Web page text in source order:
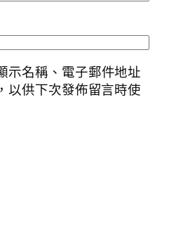
示名稱、電子郵件地址
以供下次發佈留言時使